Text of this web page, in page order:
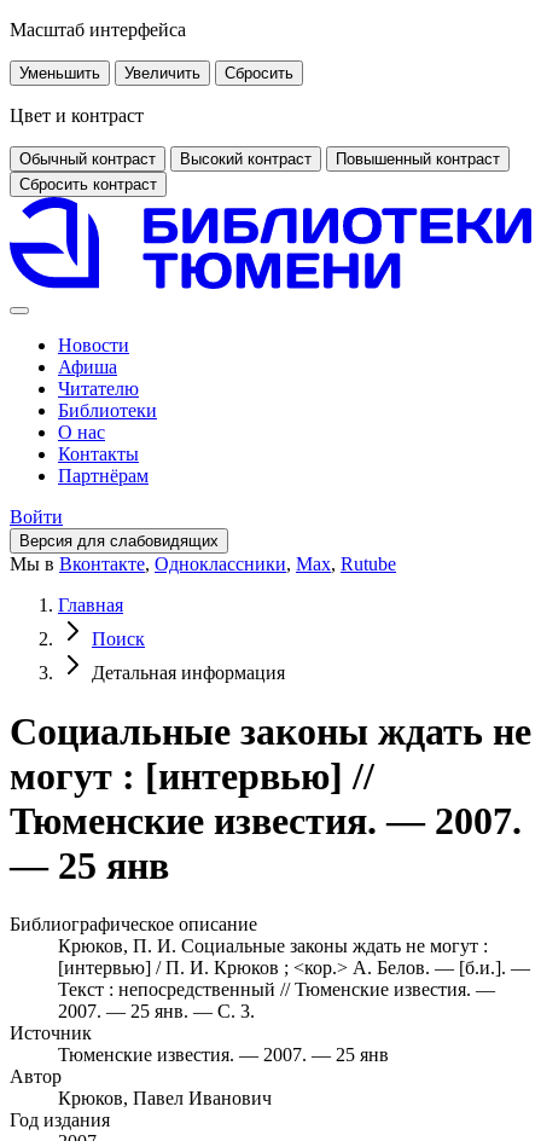
Масштаб интерфейса
Уменьшить Увеличить Сбросить
Цвет и контраст
Обычный контраст Высокий контраст
Повышенный контраст
Сбросить контраст
Новости
Афиша
Читателю
Библиотеки
О нас
Контакты
Партнёрам
Войти
Версия для слабовидящих
Мы в Вконтакте, Одноклассники, Max, Rutube
Главная
Поиск
Детальная информация
Социальные законы ждать не
могут : [интервью] //
Тюменские известия. — 2007.
— 25 янв
Библиографическое описание
Крюков, П. И. Социальные законы ждать не могут :
[интервью] / П. И. Крюков ; <кор.> А. Белов. — [б.и.]. —
Текст : непосредственный // Тюменские известия. —
2007. — 25 янв. — С. 3.
Источник
Тюменские известия. — 2007. — 25 янв
Автор
Крюков, Павел Иванович
Год издания